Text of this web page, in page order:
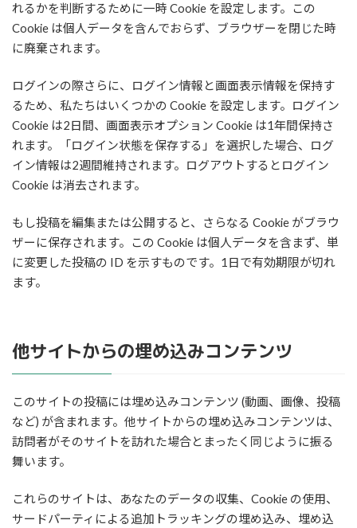
れるかを判断するために一時 Cookie を設定します。この
Cookie は個人データを含んでおらず、ブラウザーを閉じた時
に廃棄されます。
ログインの際さらに、ログイン情報と画面表示情報を保持す
るため、私たちはいくつかの Cookie を設定します。ログイン
Cookie は2日間、画面表示オプション Cookie は1年間保持さ
れます。「ログイン状態を保存する」を選択した場合、ログ
イン情報は2週間維持されます。ログアウトするとログイン
Cookie は消去されます。
もし投稿を編集または公開すると、さらなる Cookie がブラウ
ザーに保存されます。この Cookie は個人データを含まず、単
に変更した投稿の ID を示すものです。1日で有効期限が切れ
ます。
他サイトからの埋め込みコンテンツ
このサイトの投稿には埋め込みコンテンツ (動画、画像、投稿
など) が含まれます。他サイトからの埋め込みコンテンツは、
訪問者がそのサイトを訪れた場合とまったく同じように振る
舞います。
これらのサイトは、あなたのデータの収集、Cookie の使用、
サードパーティによる追加トラッキングの埋め込み、埋め込